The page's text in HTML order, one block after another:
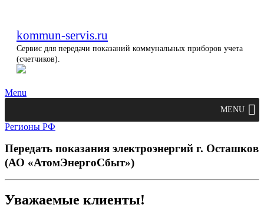
kommun-servis.ru
Сервис для передачи показаний коммунальных приборов учета
(счетчиков).
Menu
MENU
Регионы РФ
Передать показания электроэнергий г. Осташков
(АО «АтомЭнергоСбыт»)
Уважаемые клиенты!